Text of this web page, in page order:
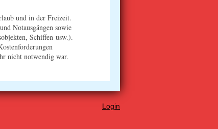
und in der Freizeit.
Notausgängen sowie
Schiffen usw.).
nicht notwendig war.
Login